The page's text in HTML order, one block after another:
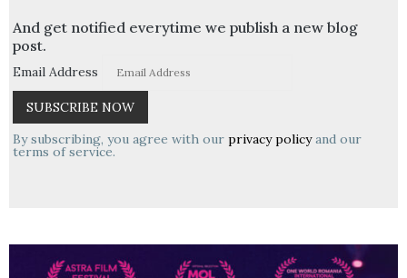
And get notified everytime we publish a new blog
post.
Email Address
By subscribing, you agree with our privacy policyand our
terms of service.